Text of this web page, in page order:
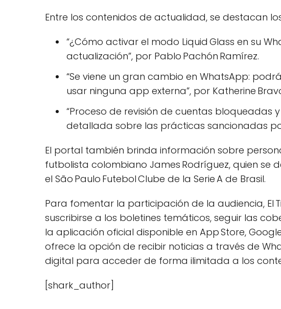
Entre los contenidos de actualidad, se destacan
“¿Cómo activar el modo Liquid Glass en su
actualización”, por Pablo Pachón Ramírez.
“Se viene un gran cambio en WhatsApp:
usar ninguna app externa”, por Katherine
“Proceso de revisión de cuentas bloqueadas
detallada sobre las prácticas sancionadas
El portal también brinda información sobre
futbolista colombiano James Rodríguez, quien se
el São Paulo Futebol Clube de la Serie A de Brasil.
Para fomentar la participación de la audiencia, El
suscribirse a los boletines temáticos, seguir las
la aplicación oficial disponible en App Store,
ofrece la opción de recibir noticias a través de
digital para acceder de forma ilimitada a los
[shark_author]